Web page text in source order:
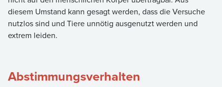
diesem Umstand kann gesagt werden, dass die Versuche
nutzlos sind und Tiere unnötig ausgenutzt werden und
extrem leiden.
Abstimmungsverhalten